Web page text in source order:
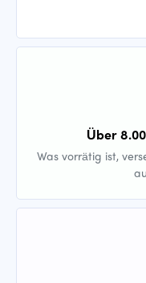
Über
Was vorrätig ist,